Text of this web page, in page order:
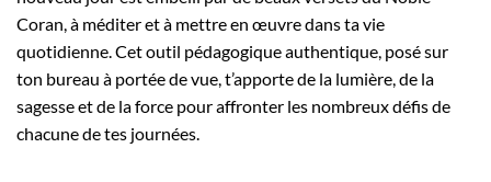
Coran, à méditer et à mettre en œuvre dans ta vie
quotidienne. Cet outil pédagogique authentique, posé sur
ton bureau à portée de vue, t’apporte de la lumière, de la
sagesse et de la force pour affronter les nombreux défis de
chacune de tes journées.